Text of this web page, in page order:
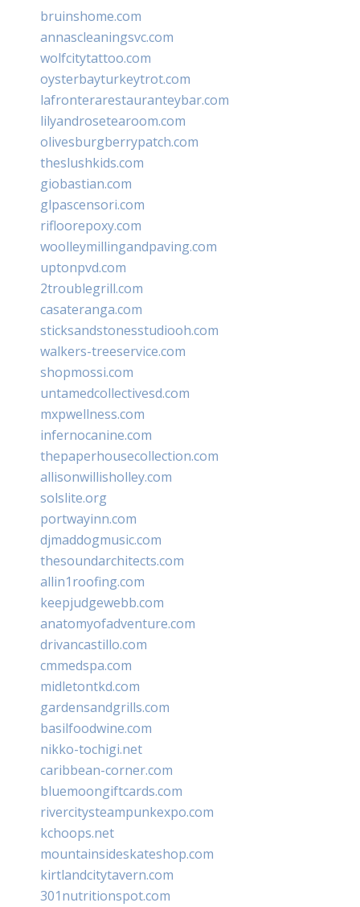
bruinshome.com
annascleaningsvc.com
wolfcitytattoo.com
oysterbayturkeytrot.com
lafronterarestauranteybar.com
lilyandrosetearoom.com
olivesburgberrypatch.com
theslushkids.com
giobastian.com
glpascensori.com
rifloorepoxy.com
woolleymillingandpaving.com
uptonpvd.com
2troublegrill.com
casateranga.com
sticksandstonesstudiooh.com
walkers-treeservice.com
shopmossi.com
untamedcollectivesd.com
mxpwellness.com
infernocanine.com
thepaperhousecollection.com
allisonwillisholley.com
solslite.org
portwayinn.com
djmaddogmusic.com
thesoundarchitects.com
allin1roofing.com
keepjudgewebb.com
anatomyofadventure.com
drivancastillo.com
cmmedspa.com
midletontkd.com
gardensandgrills.com
basilfoodwine.com
nikko-tochigi.net
caribbean-corner.com
bluemoongiftcards.com
rivercitysteampunkexpo.com
kchoops.net
mountainsideskateshop.com
kirtlandcitytavern.com
301nutritionspot.com